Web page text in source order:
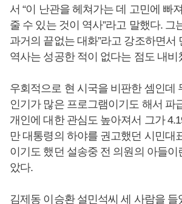
서 “이 난관을 헤쳐가는 데 고민에 빠
줄 수 있는 것이 역사”라고 말했다. 그
과거의 끝없는 대화”라고 강조하면서
역사는 성공한 적이 없다는 점도 내비
우회적으로 현 시국을 비판한 셈인데
인기가 많은 프로그램이기도 해서 파
개인에 대한 관심도 높아져서 그가
만 대통령의 하야를 권고했던 시민대
이기도 했던 설송중 전 의원의 아들이
았다.
김제동 이승환 설민석씨 세 사람을 들